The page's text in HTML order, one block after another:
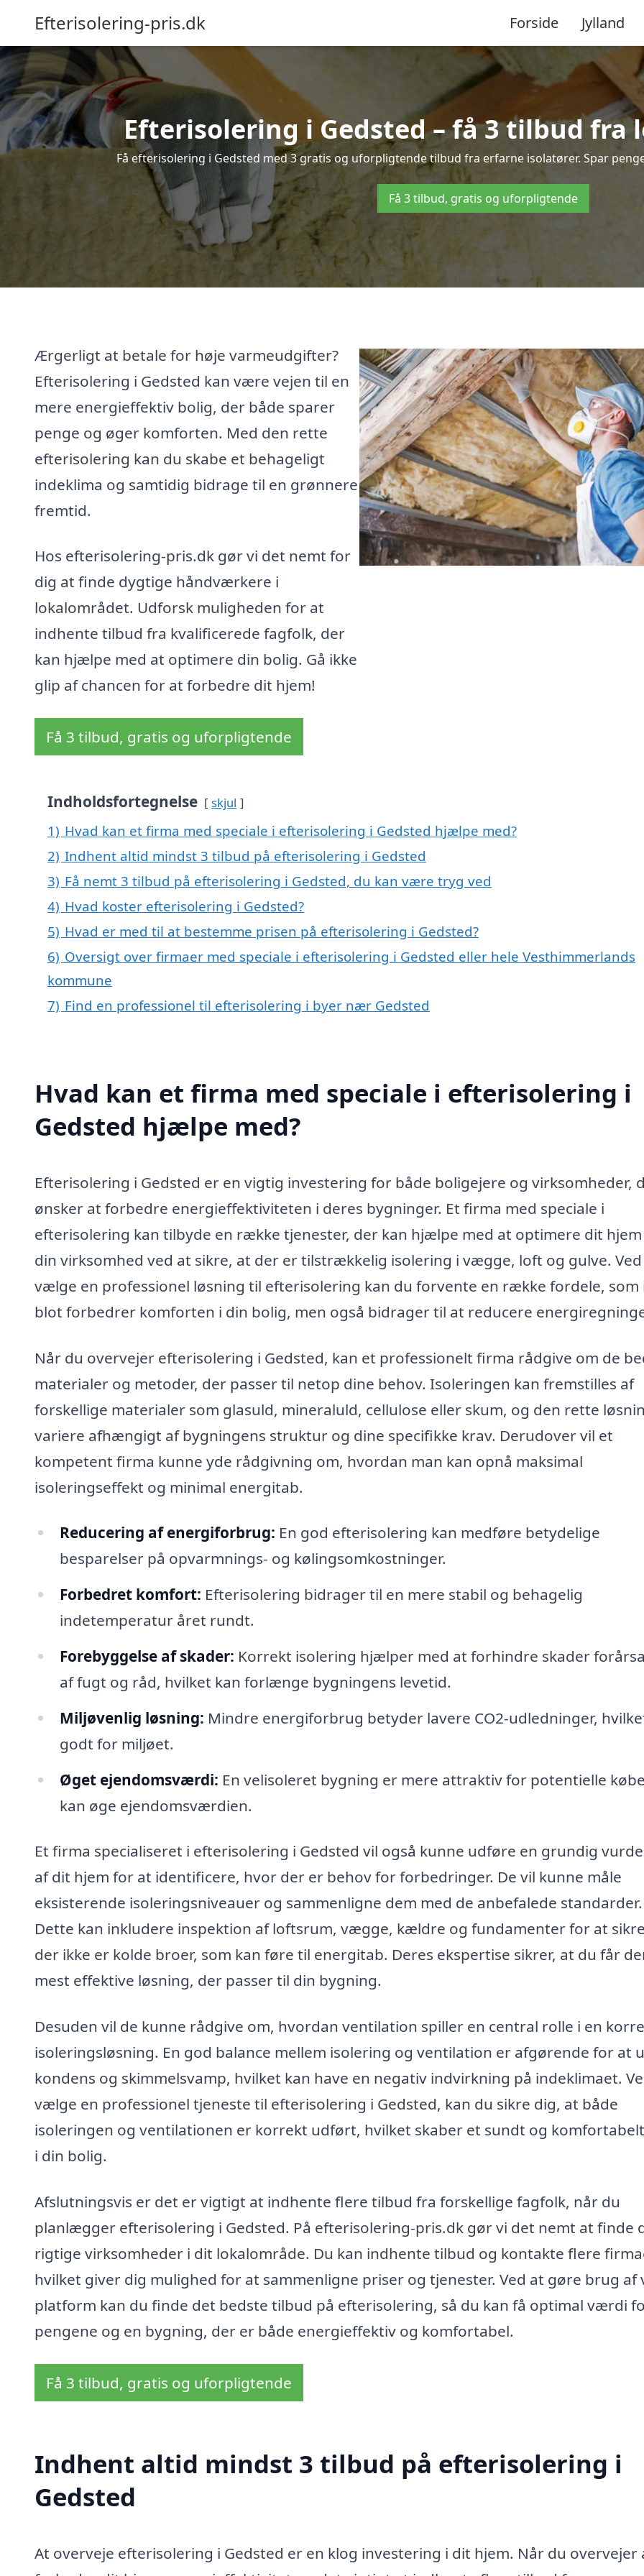
Efterisolering-pris.dk Forside Jylland
Efterisolering i Gedsted – få 3 tilbud fra
Få efterisolering i Gedsted med 3 gratis og uforpligtende tilbud fra erfarne isolatører. Spar
Få 3 tilbud, gratis og uforpligtende
Ærgerligt at betale for høje varmeudgifter?
Efterisolering i Gedsted kan være vejen til en
mere energieffektiv bolig, der både sparer
penge og øger komforten. Med den rette
efterisolering kan du skabe et behageligt
indeklima og samtidig bidrage til en grønnere
fremtid.
Hos efterisolering-pris.dk gør vi det nemt for
dig at finde dygtige håndværkere i
lokalområdet. Udforsk muligheden for at
indhente tilbud fra kvalificerede fagfolk, der
kan hjælpe med at optimere din bolig. Gå ikke
glip af chancen for at forbedre dit hjem!
Få 3 tilbud, gratis og uforpligtende
Indholdsfortegnelse skjul
1) Hvad kan et firma med speciale i efterisolering i Gedsted hjælpe med?
2) Indhent altid mindst 3 tilbud på efterisolering i Gedsted
3) Få nemt 3 tilbud på efterisolering i Gedsted, du kan være tryg ved
4) Hvad koster efterisolering i Gedsted?
5) Hvad er med til at bestemme prisen på efterisolering i Gedsted?
6) Oversigt over firmaer med speciale i efterisolering i Gedsted eller hele Vesthimmerlands
kommune
7) Find en professionel til efterisolering i byer nær Gedsted
Hvad kan et firma med speciale i efterisolering i
Gedsted hjælpe med?
Efterisolering i Gedsted er en vigtig investering for både boligejere og virksomheder,
ønsker at forbedre energieffektiviteten i deres bygninger. Et firma med speciale i
efterisolering kan tilbyde en række tjenester, der kan hjælpe med at optimere dit
din virksomhed ved at sikre, at der er tilstrækkelig isolering i vægge, loft og gulve.
vælge en professionel løsning til efterisolering kan du forvente en række fordele, som
blot forbedrer komforten i din bolig, men også bidrager til at reducere
Når du overvejer efterisolering i Gedsted, kan et professionelt firma rådgive om de
materialer og metoder, der passer til netop dine behov. Isoleringen kan fremstilles af
forskellige materialer som glasuld, mineraluld, cellulose eller skum, og den rette
variere afhængigt af bygningens struktur og dine specifikke krav. Derudover vil et
kompetent firma kunne yde rådgivning om, hvordan man kan opnå maksimal
isoleringseffekt og minimal energitab.
Reducering af energiforbrug: En god efterisolering kan medføre betydelige
besparelser på opvarmnings- og kølingsomkostninger.
Forbedret komfort: Efterisolering bidrager til en mere stabil og behagelig
indetemperatur året rundt.
Forebyggelse af skader: Korrekt isolering hjælper med at forhindre skader
af fugt og råd, hvilket kan forlænge bygningens levetid.
Miljøvenlig løsning: Mindre energiforbrug betyder lavere CO2-udledninger,
godt for miljøet.
Øget ejendomsværdi: En velisoleret bygning er mere attraktiv for potentielle
kan øge ejendomsværdien.
Et firma specialiseret i efterisolering i Gedsted vil også kunne udføre en grundig
af dit hjem for at identificere, hvor der er behov for forbedringer. De vil kunne måle
eksisterende isoleringsniveauer og sammenligne dem med de anbefalede standarder.
Dette kan inkludere inspektion af loftsrum, vægge, kældre og fundamenter for at
der ikke er kolde broer, som kan føre til energitab. Deres ekspertise sikrer, at du får
mest effektive løsning, der passer til din bygning.
Desuden vil de kunne rådgive om, hvordan ventilation spiller en central rolle i en
isoleringsløsning. En god balance mellem isolering og ventilation er afgørende for at
kondens og skimmelsvamp, hvilket kan have en negativ indvirkning på indeklimaet.
vælge en professionel tjeneste til efterisolering i Gedsted, kan du sikre dig, at både
isoleringen og ventilationen er korrekt udført, hvilket skaber et sundt og
i din bolig.
Afslutningsvis er det er vigtigt at indhente flere tilbud fra forskellige fagfolk, når du
planlægger efterisolering i Gedsted. På efterisolering-pris.dk gør vi det nemt at finde
rigtige virksomheder i dit lokalområde. Du kan indhente tilbud og kontakte flere
hvilket giver dig mulighed for at sammenligne priser og tjenester. Ved at gøre brug af
platform kan du finde det bedste tilbud på efterisolering, så du kan få optimal værdi
pengene og en bygning, der er både energieffektiv og komfortabel.
Få 3 tilbud, gratis og uforpligtende
Indhent altid mindst 3 tilbud på efterisolering i
Gedsted
At overveje efterisolering i Gedsted er en klog investering i dit hjem. Når du overvejer